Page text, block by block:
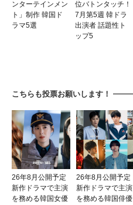
ンターテインメン
ト」制作 韓国ド
ラマ5選
位バトンタッチ！
7月第5週 韓ドラ
出演者 話題性ト
ップ5
こちらも投票お願いします！
26年8月公開予定
新作ドラマで主演
を務める韓国女優
26年8月公開予定
新作ドラマで主演
を務める韓国俳優